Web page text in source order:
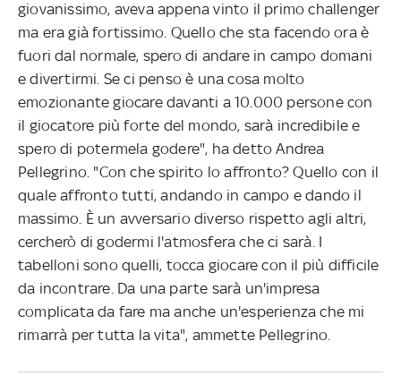
giovanissimo, aveva appena vinto il primo challenger
ma era già fortissimo. Quello che sta facendo ora è
fuori dal normale, spero di andare in campo domani
e divertirmi. Se ci penso è una cosa molto
emozionante giocare davanti a 10.000 persone con
il giocatore più forte del mondo, sarà incredibile e
spero di potermela godere", ha detto Andrea
Pellegrino. "Con che spirito lo affronto? Quello con il
quale affronto tutti, andando in campo e dando il
massimo. È un avversario diverso rispetto agli altri,
cercherò di godermi l'atmosfera che ci sarà. I
tabelloni sono quelli, tocca giocare con il più difficile
da incontrare. Da una parte sarà un'impresa
complicata da fare ma anche un'esperienza che mi
rimarrà per tutta la vita", ammette Pellegrino.